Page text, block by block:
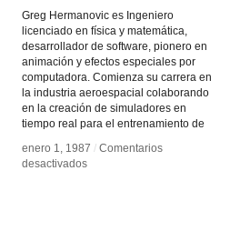
Greg Hermanovic es Ingeniero
licenciado en física y matemática,
desarrollador de software, pionero en
animación y efectos especiales por
computadora. Comienza su carrera en
la industria aeroespacial colaborando
en la creación de simuladores en
tiempo real para el entrenamiento de
enero 1, 1987 / Comentarios
desactivadosen
enero 1, 1987 / Comentarios
desactivadosen